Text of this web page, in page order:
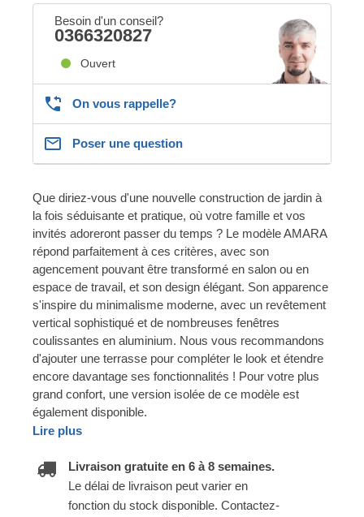
Besoin d'un conseil?
0366320827
Ouvert
On vous rappelle?
Poser une question
Que diriez-vous d'une nouvelle construction de jardin à
la fois séduisante et pratique, où votre famille et vos
invités adoreront passer du temps ? Le modèle AMARA
répond parfaitement à ces critères, avec son
agencement pouvant être transformé en salon ou en
espace de travail, et son design élégant. Son apparence
s'inspire du minimalisme moderne, avec un revêtement
vertical sophistiqué et de nombreuses fenêtres
coulissantes en aluminium. Nous vous recommandons
d'ajouter une terrasse pour compléter le look et étendre
encore davantage ses fonctionnalités ! Pour votre plus
grand confort, une version isolée de ce modèle est
également disponible.
Lire plus
Livraison gratuite en 6 à 8 semaines.
Le délai de livraison peut varier en
fonction du stock disponible. Contactez-